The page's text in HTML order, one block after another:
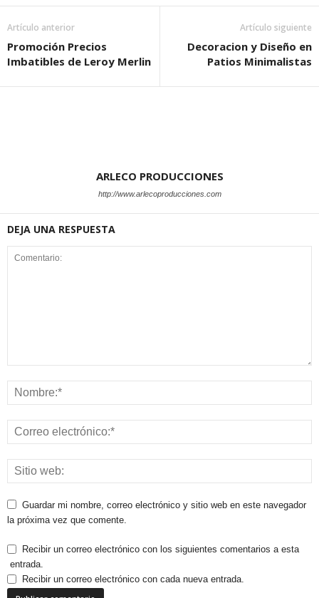
Artículo anterior
Promoción Precios
Imbatibles de Leroy Merlin
Artículo siguiente
Decoracion y Diseño en
Patios Minimalistas
ARLECO PRODUCCIONES
http://www.arlecoproducciones.com
DEJA UNA RESPUESTA
Guardar mi nombre, correo electrónico y sitio web en este navegador
la próxima vez que comente.
Recibir un correo electrónico con los siguientes comentarios a esta
entrada.
Recibir un correo electrónico con cada nueva entrada.